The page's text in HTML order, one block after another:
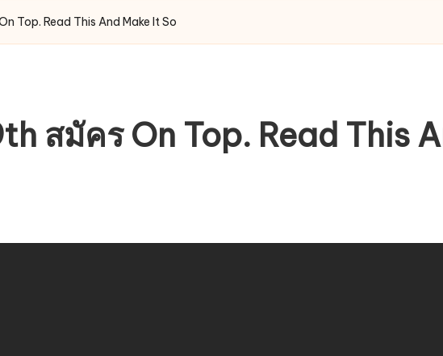
Top. Read This And Make It So
สมัคร On Top. Read This